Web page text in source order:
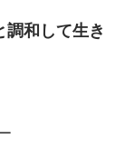
調和して生き